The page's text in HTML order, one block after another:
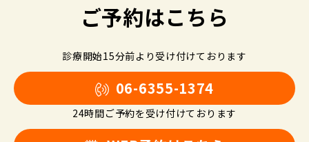
ご予約はこちら
診療開始15分前より受け付けております
06-6355-1374
24時間ご予約を受け付けております